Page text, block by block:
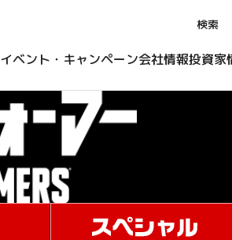
検索
イベント・キャンペーン会社情報投資家